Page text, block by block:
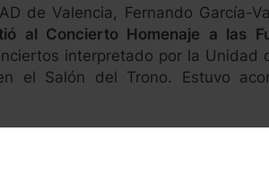
de Valencia, Fernando García-
al Concierto Homenaje a las
interpretado por la Unidad
el Salón del Trono. Estuvo